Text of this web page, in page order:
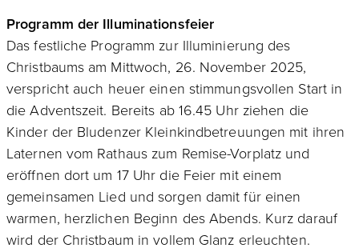
Programm der Illuminationsfeier
Das festliche Programm zur Illuminierung des
Christbaums am Mittwoch, 26. November 2025,
verspricht auch heuer einen stimmungsvollen Start in
die Adventszeit. Bereits ab 16.45 Uhr ziehen die
Kinder der Bludenzer Kleinkindbetreuungen mit ihren
Laternen vom Rathaus zum Remise-Vorplatz und
eröffnen dort um 17 Uhr die Feier mit einem
gemeinsamen Lied und sorgen damit für einen
warmen, herzlichen Beginn des Abends. Kurz darauf
wird der Christbaum in vollem Glanz erleuchten.